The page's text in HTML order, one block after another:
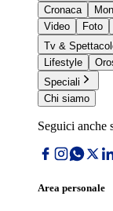
Cronaca
Video
Foto
Tv &
Lifestyle
Speciali
Chi siamo
Seguici anche
Area personale